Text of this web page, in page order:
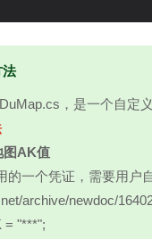
，是一个自定
图AK值
的一个凭证，需要用户
archive/newdoc/
= "***";